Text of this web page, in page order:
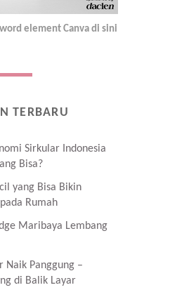
element Canva di sini
TERBARU
Sirkular Indonesia
Bisa?
yang Bisa Bikin
Rumah
Maribaya Lembang
Naik Panggung –
di Balik Layar